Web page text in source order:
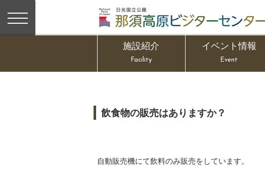
施設紹介
Facility
イベント情報
Event
飲食物の販売はありますか？
自動販売機にて飲料のみ販売をしています。